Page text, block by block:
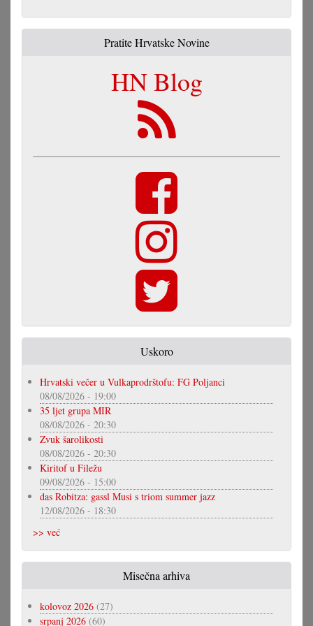
Pratite Hrvatske Novine
HN Blog
Uskoro
Hrvatski večer u Vulkaprodrštofu: FG Poljanci
08/08/2026 - 19:00
35 ljet grupa MIR
08/08/2026 - 20:30
Zvuk šarolikosti
08/08/2026 - 20:30
Kiritof u Filežu
09/08/2026 - 15:00
das Robitza: gassl Musi s triom summer jazz
12/08/2026 - 18:30
>> već
Misečna arhiva
kolovoz 2026 (27)
srpanj 2026 (60)